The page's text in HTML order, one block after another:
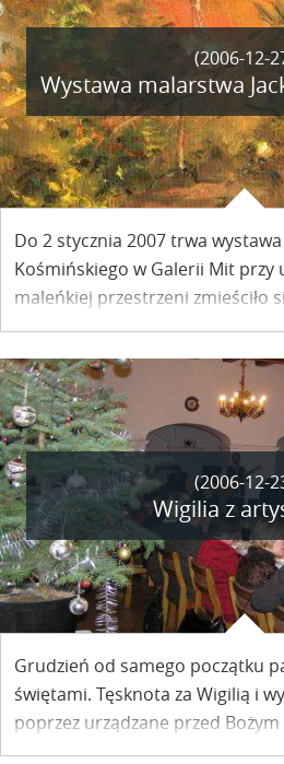
własnego domu.
(2006-12-
Wystawa malarstwa
Do 2 stycznia 2007 trwa
Kośmińskiego w Galerii Mit przy
maleńkiej przestrzeni zmieściło
ciepłem i słońcem nawet
tego twórcy, o którym mówi się,
(2006-12-
Wigilia z
Grudzień od samego początku
świętami. Tęsknota za Wigilią i
poprzez urządzane przed
spotkania opłatkowe. Jedno z